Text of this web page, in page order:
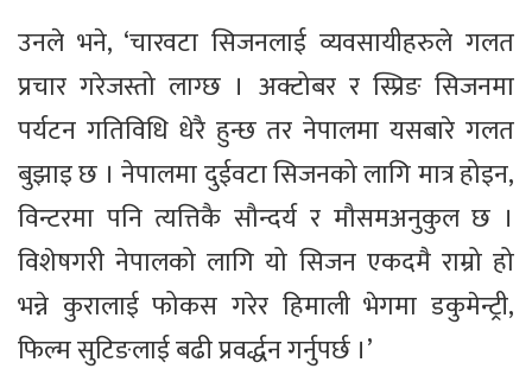
उनले भने, ‘चारवटा सिजनलाई व्यवसायीहरुले गलत
प्रचार गरेजस्तो लाग्छ । अक्टोबर र स्प्रिङ सिजनमा
पर्यटन गतिविधि धेरै हुन्छ तर नेपालमा यसबारे गलत
बुझाइ छ । नेपालमा दुईवटा सिजनको लागि मात्र होइन,
विन्टरमा पनि त्यत्तिकै सौन्दर्य र मौसमअनुकुल छ ।
विशेषगरी नेपालको लागि यो सिजन एकदमै राम्रो हो
भन्ने कुरालाई फोकस गरेर हिमाली भेगमा डकुमेन्ट्री,
फिल्म सुटिङलाई बढी प्रवर्द्धन गर्नुपर्छ ।’